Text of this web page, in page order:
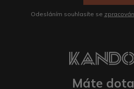
Odesláním souhlasíte se
Máte